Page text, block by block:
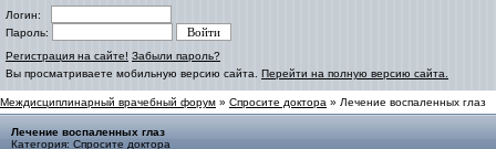
Логин:
Пароль:
Регистрация на сайте! Забыли пароль?
Вы просматриваете мобильную версию сайта. Перейти на полную версию сайта.
Междисциплинарный врачебный форум » Спросите доктора » Лечение воспаленных глаз
Лечение воспаленных глаз
Категория: Спросите доктора